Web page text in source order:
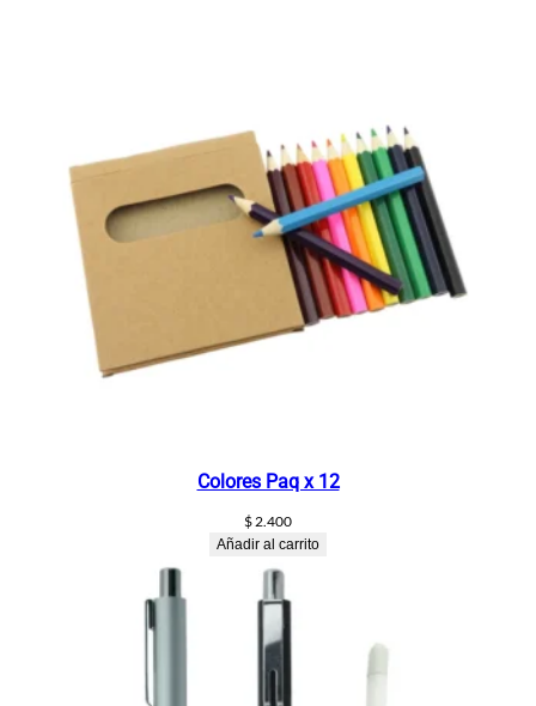
Colores Paq x 12
$2.400
Añadir al carrito